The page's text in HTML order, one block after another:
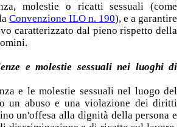
molestie o ricatti sessuali (come
Convenzione ILO n. 190), e a garantire
caratterizzato dal pieno rispetto della
e molestie sessuali nei luoghi di
e le molestie sessuali nel luogo del
un abuso e una violazione dei diritti
un'offesa alla dignità della persona e